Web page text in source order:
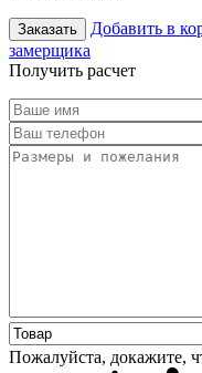
Заказать Добавить в
замерщика
Получить расчет
Пожалуйста, докажите,